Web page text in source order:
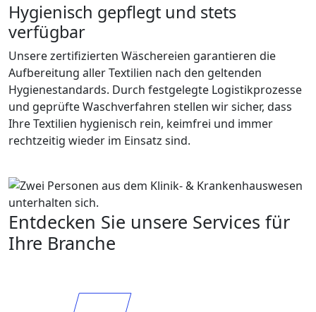
Hygienisch gepflegt und stets
verfügbar
Unsere zertifizierten Wäschereien garantieren die
Aufbereitung aller Textilien nach den geltenden
Hygienestandards. Durch festgelegte Logistikprozesse
und geprüfte Waschverfahren stellen wir sicher, dass
Ihre Textilien hygienisch rein, keimfrei und immer
rechtzeitig wieder im Einsatz sind.
Entdecken Sie unsere Services für
Ihre Branche